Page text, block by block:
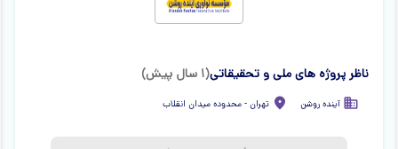
ناظر پروژه های ملی و تحقیقاتی(۱ سال پیش )
آینده روشن تهران - محدوده میدان انقلاب